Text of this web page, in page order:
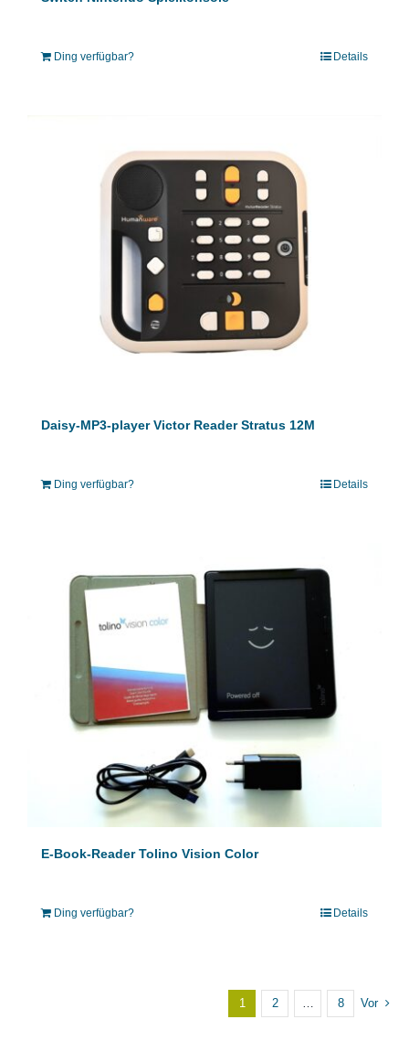
Ding verfügbar? Details
Daisy-MP3-player Victor Reader Stratus 12M
Ding verfügbar? Details
E-Book-Reader Tolino Vision Color
Ding verfügbar? Details
1 2 … 8 Vor